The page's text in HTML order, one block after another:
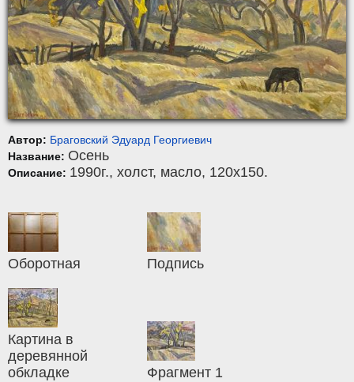
Автор: Браговский Эдуард Георгиевич
Название: Осень
Описание: 1990г., холст, масло, 120x150.
Оборотная Подпись
Картина в
деревянной
обкладке
Фрагмент 1